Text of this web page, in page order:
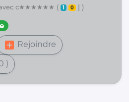
avec c★★★★★★ ( 1 0 | )
add_box Rejoindre
)